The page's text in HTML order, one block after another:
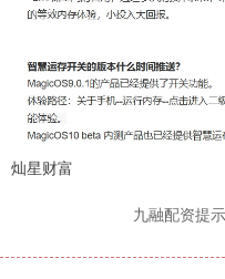
灿星财富
九融配资提